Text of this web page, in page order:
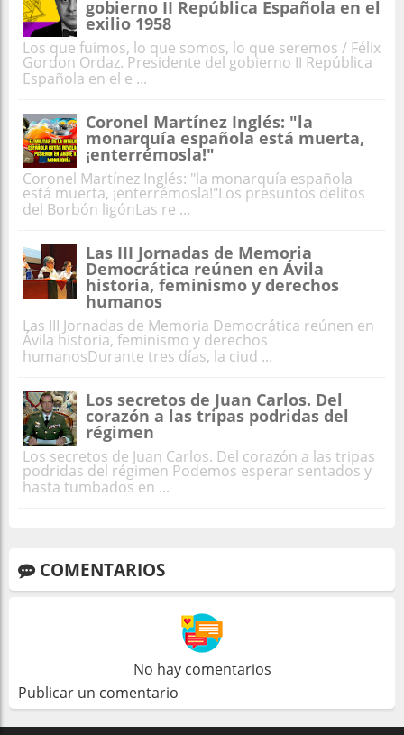
gobierno II República Española en el
exilio 1958
Los que fuimos, lo que somos, lo que seremos / Félix
Gordon Ordaz. Presidente del gobierno II República
Española en el e ...
Coronel Martínez Inglés: "la
monarquía española está muerta,
¡enterrémosla!"
Coronel Martínez Inglés: "la monarquía española
está muerta, ¡enterrémosla!"Los presuntos delitos
del Borbón ligónLas re ...
Las III Jornadas de Memoria
Democrática reúnen en Ávila
historia, feminismo y derechos
humanos
Las III Jornadas de Memoria Democrática reúnen en
Ávila historia, feminismo y derechos
humanosDurante tres días, la ciud ...
Los secretos de Juan Carlos. Del
corazón a las tripas podridas del
régimen
Los secretos de Juan Carlos. Del corazón a las tripas
podridas del régimen Podemos esperar sentados y
hasta tumbados en ...
COMENTARIOS
No hay comentarios
Publicar un comentario